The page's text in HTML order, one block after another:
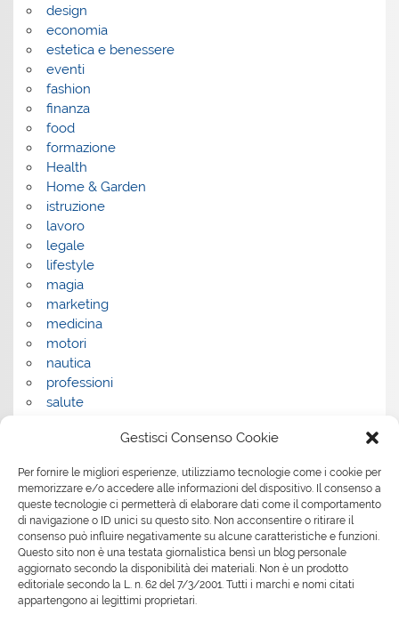
Gestisci Consenso Cookie
Per fornire le migliori esperienze, utilizziamo tecnologie come i cookie per
memorizzare e/o accedere alle informazioni del dispositivo. Il consenso a
queste tecnologie ci permetterà di elaborare dati come il comportamento
di navigazione o ID unici su questo sito. Non acconsentire o ritirare il
consenso può influire negativamente su alcune caratteristiche e funzioni.
Questo sito non è una testata giornalistica bensì un blog personale
aggiornato secondo la disponibilità dei materiali. Non è un prodotto
editoriale secondo la L. n. 62 del 7/3/2001. Tutti i marchi e nomi citati
appartengono ai legittimi proprietari.
design
economia
estetica e benessere
eventi
fashion
finanza
food
formazione
Health
Home & Garden
istruzione
lavoro
legale
lifestyle
magia
marketing
medicina
motori
nautica
professioni
salute
servizi per le aziende
shopping
sport
Tech
tecnologia
travel
Uncategorized